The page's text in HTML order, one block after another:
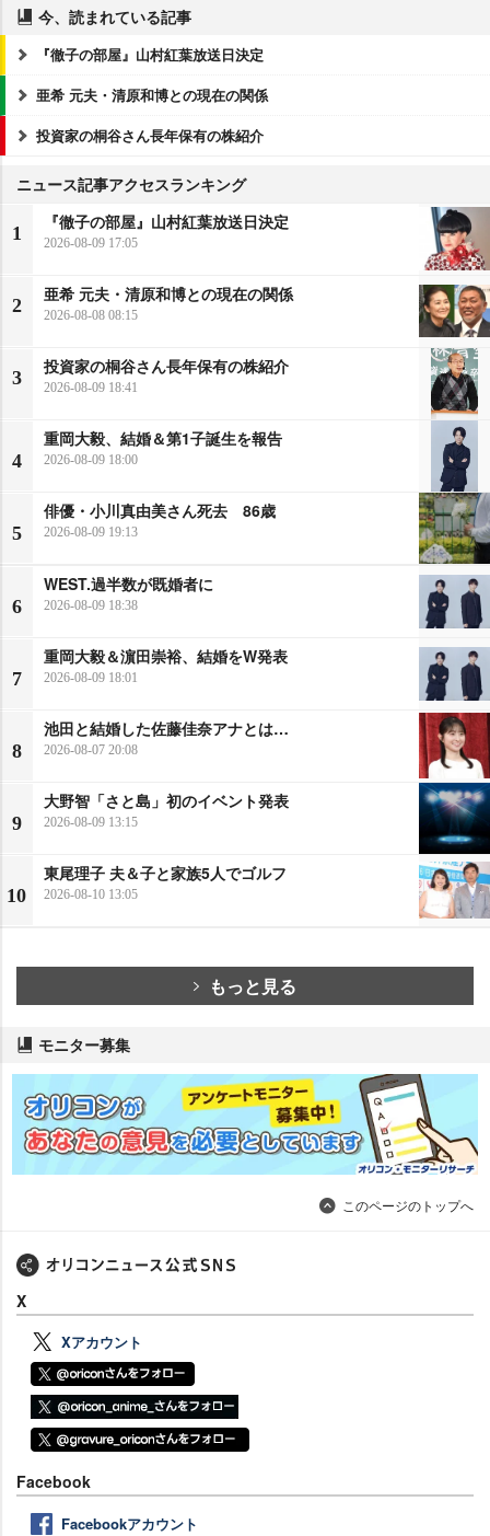
今、読まれている記事
『徹子の部屋』山村紅葉放送日決定
亜希 元夫・清原和博との現在の関係
投資家の桐谷さん長年保有の株紹介
ニュース記事アクセスランキング
1
『徹子の部屋』山村紅葉放送日決定
2026-08-09 17:05
2
亜希 元夫・清原和博との現在の関係
2026-08-08 08:15
3
投資家の桐谷さん長年保有の株紹介
2026-08-09 18:41
4
重岡大毅、結婚＆第1子誕生を報告
2026-08-09 18:00
5
俳優・小川真由美さん死去 86歳
2026-08-09 19:13
6
WEST.過半数が既婚者に
2026-08-09 18:38
7
重岡大毅＆濵田崇裕、結婚をW発表
2026-08-09 18:01
8
池田と結婚した佐藤佳奈アナとは…
2026-08-07 20:08
9
大野智「さと島」初のイベント発表
2026-08-09 13:15
10
東尾理子 夫＆子と家族5人でゴルフ
2026-08-10 13:05
もっと見る
モニター募集
このページのトップへ
X
Xアカウント
Facebook
Facebookアカウント